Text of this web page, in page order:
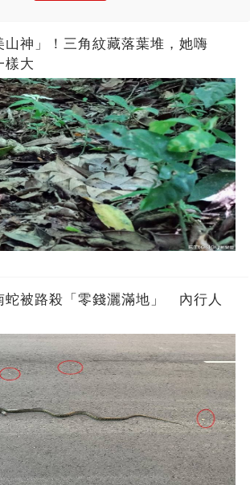
山神」！三角紋藏落葉堆，她嗨
樣大
蛇被路殺「零錢灑滿地」 內行人